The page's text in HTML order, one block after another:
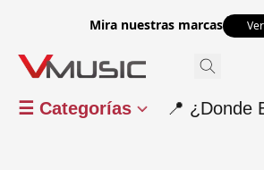
Mira nuestras marcas
☰ Categorías 📍 ¿Donde